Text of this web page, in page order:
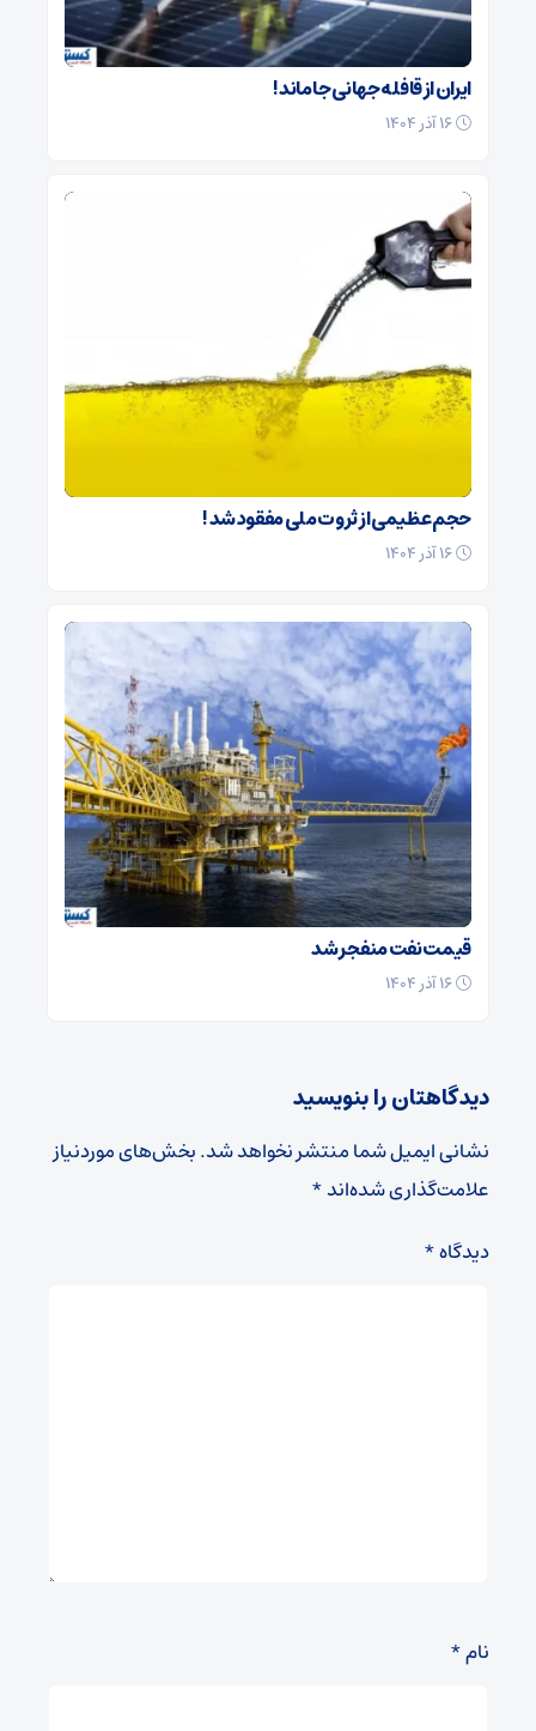
ایران از قافله جهانی جا ماند !
حجم عظیمی از ثروت ملی مفقود شد !
قیمت نفت منفجر شد
دیدگاهتان را بنویسید
نشانی ایمیل شما منتشر نخواهد شد.بخش‌های موردنیاز
علامت‌گذاری شده‌اند*
دیدگاه*
نام*